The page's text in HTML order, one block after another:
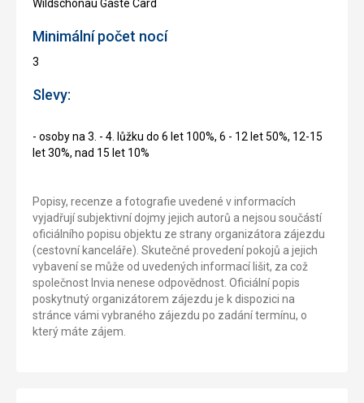
Wildschönau Gäste Card
Minimální počet nocí
3
Slevy:
- osoby na 3. - 4. lůžku do 6 let 100%, 6 - 12 let 50%, 12-15
let 30%, nad 15 let 10%
Popisy, recenze a fotografie uvedené v informacích
vyjadřují subjektivní dojmy jejich autorů a nejsou součástí
oficiálního popisu objektu ze strany organizátora zájezdu
(cestovní kanceláře). Skutečné provedení pokojů a jejich
vybavení se může od uvedených informací lišit, za což
společnost Invia nenese odpovědnost. Oficiální popis
poskytnutý organizátorem zájezdu je k dispozici na
stránce vámi vybraného zájezdu po zadání termínu, o
který máte zájem.